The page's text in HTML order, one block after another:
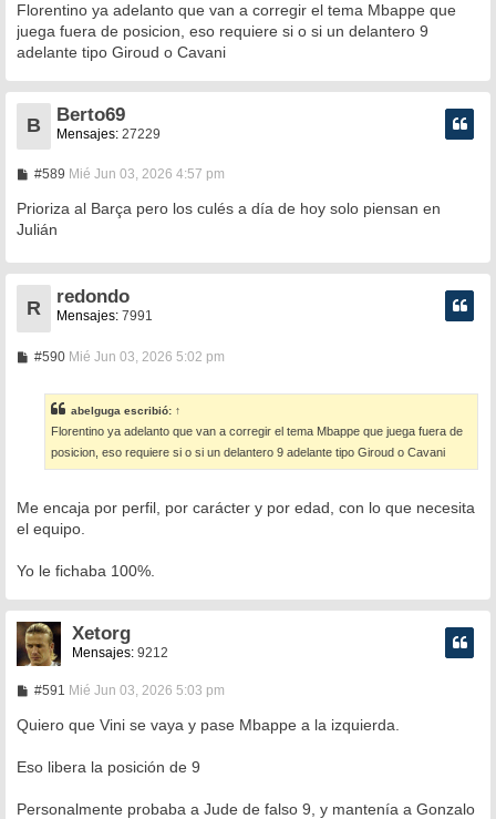
n
s
a
j
Florentino ya adelanto que van a corregir el tema Mbappe que
juega fuera de posicion, eso requiere si o si un delantero 9
adelante tipo Giroud o Cavani
B
Berto69
Mensajes: 27229
#589M
n
e
Mié Jun 03, 2026 4:57 pm
Prioriza al Barça pero los culés a día de hoy solo piensan en
Julián
R
redondo
Mensajes: 7991
#590M
s
a
j
e
Mié Jun 03, 2026 5:02 pm
abelguga escribió: ↑
Florentino ya adelanto que van a corregir el tema Mbappe que juega fuera de
posicion, eso requiere si o si un delantero 9 adelante tipo Giroud o Cavani
Me encaja por perfil, por carácter y por edad, con lo que necesita
el equipo.
Yo le fichaba 100%.
Xetorg
Mensajes: 9212
#591 M
n
j
Mié Jun 03, 2026 5:03 pm
Quiero que Vini se vaya y pase Mbappe a la izquierda.
Eso libera la posición de 9
Personalmente probaba a Jude de falso 9, y mantenía a Gonzalo